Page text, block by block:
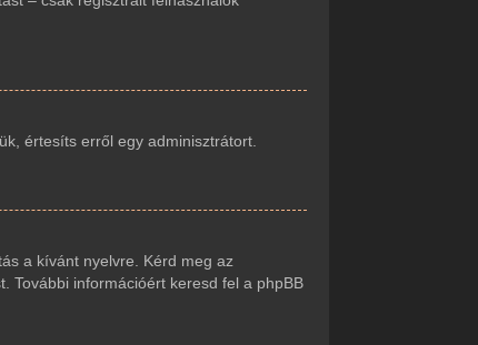
értesíts erről egy adminisztrátort.
a kívánt nyelvre. Kérd meg az
További információért keresd fel a phpBB